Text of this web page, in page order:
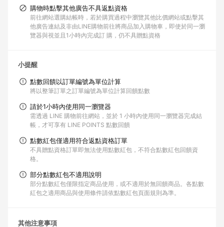
購物時點擊其他廣告不具返點資格
前往網站選購結帳時，若於購買過程中瀏覽其他比價網站或點擊其
他廣告連結及非由LINE購物前往將商品加入購物車，即使於同一瀏
覽器與視並且1小時內完成訂 購，仍不具贈點資格
小提醒
點數回饋以訂單編號為單位計算
將以整筆訂單之訂單編號為單位計算回饋點數
請於1小時內使用同一瀏覽器
需透過 LINE 購物前往網站，並於 1 小時內使用同一瀏覽器完成結
帳，才可享有 LINE POINTS 點數回饋
點數紅包僅適用符合返點資格訂單
不具贈點資格訂單即無法使用點數紅包，不符合點數紅包回饋資
格。
部分點數紅包不適用說明
部分點數紅包僅限指定商品使用，或不適用於無回饋商品。各點數
紅包之適用商品與使用條件請依點數紅包頁面規則為準。
其他注意事項